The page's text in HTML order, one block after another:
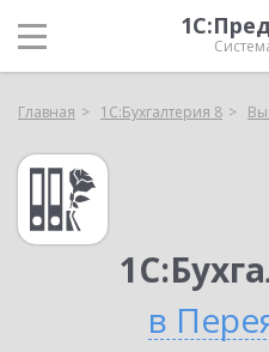
Главная 1С:Бухгалтерия 8
в